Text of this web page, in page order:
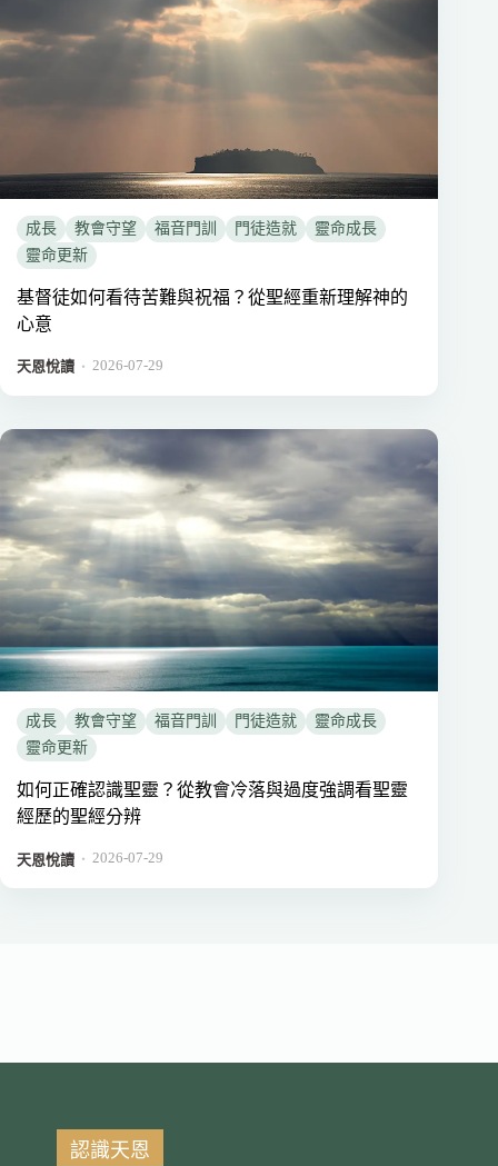
成長 教會守望 福音門訓 門徒造就
靈命成長
靈命更新
基督徒如何看待苦難與祝福？從聖經重新理解神的
心意
天恩悅讀 ． 2026-07-29
成長 教會守望 福音門訓 門徒造就
靈命成長
靈命更新
如何正確認識聖靈？從教會冷落與過度強調看聖靈
經歷的聖經分辨
天恩悅讀 ． 2026-07-29
認識天恩